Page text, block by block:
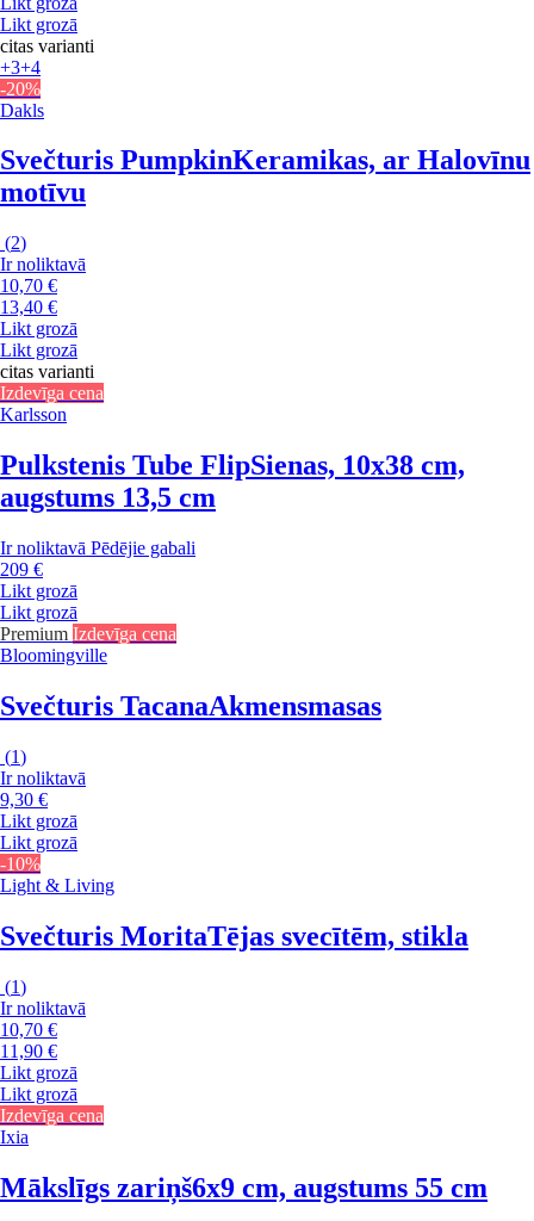
Likt grozā
citas varianti
+3+4
-20%
Dakls
Svečturis PumpkinKeramikas, ar Halovīnu
motīvu
(2)
Ir noliktavā
10,70 €
13,40 €
Likt grozā
Likt grozā
citas varianti
Izdevīga cena
Karlsson
Pulkstenis Tube FlipSienas, 10x38 cm,
augstums 13,5 cm
Ir noliktavā Pēdējie gabali
209 €
Likt grozā
Likt grozā
Premium Izdevīga cena
Bloomingville
Svečturis TacanaAkmensmasas
(1)
Ir noliktavā
9,30 €
Likt grozā
Likt grozā
-10%
Light & Living
Svečturis MoritaTējas svecītēm, stikla
(1)
Ir noliktavā
10,70 €
11,90 €
Likt grozā
Likt grozā
Izdevīga cena
Ixia
Mākslīgs zariņš6x9 cm, augstums 55 cm